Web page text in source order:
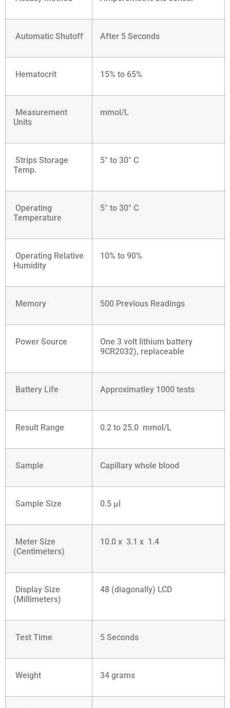
Automatic Shutoff After 5 Seconds
Hematocrit 15% to 65%
Measurement
Units
mmol/L
Strips Storage
Temp.
5° to 30° C
Operating
Temperature
5° to 30° C
Operating Relative
Humidity
10% to 90%
Memory 500 Previous Readings
Power Source
One 3 volt lithium battery
9CR2032), replaceable
Battery Life Approximatley 1000 tests
Result Range 0.2 to 25.0 mmol/L
Sample Capillary whole blood
Sample Size 0.5 µl
Meter Size
(Centimeters)
10.0 x 3.1 x 1.4
Display Size
(Millimeters)
48 (diagonally) LCD
Test Time 5 Seconds
Weight 34 grams